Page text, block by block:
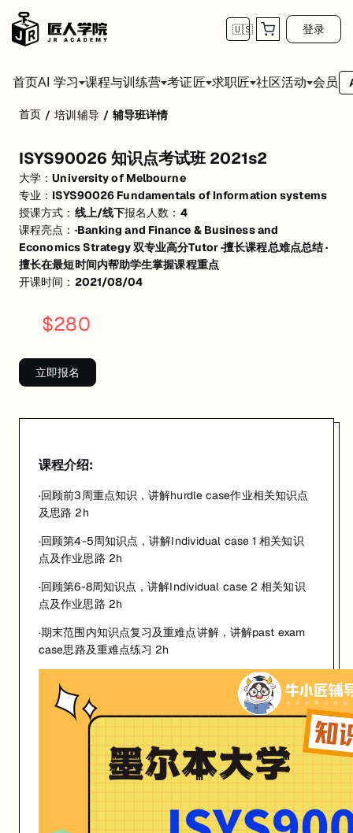
🇺🇸 登录
首页AI 学习 课程与训练营 考证匠 求职匠 社区活动 会员
·回顾前3周重点知识，讲解hurdle case作业相关知识点及思路 2h
·回顾第4-5周知识点，讲解Individual case 1 相关知识点及作业思路 2h
·回顾第6-8周知识点，讲解Individual case 2 相关知识点及作业思路 2h
·期末范围内知识点复习及重难点讲解，讲解past exam case思路及重
首页 / 培训辅导 / 辅导班详情
ISYS90026 知识点考试班 2021s2
大学：University of Melbourne
专业： ISYS90026 Fundamentals of Information systems
授课方式： 线上/线下报名人数： 4
课程亮点： ·Banking and Finance & Business and
Economics Strategy 双专业高分Tutor ·擅长课程总难点总结 ·
擅长在最短时间内帮助学生掌握课程重点
开课时间： 2021/08/04
$280
立即报名
课程介绍:
·回顾前3周重点知识，讲解hurdle case作业相关知识点
及思路 2h
·回顾第4-5周知识点，讲解Individual case 1 相关知识
点及作业思路 2h
·回顾第6-8周知识点，讲解Individual case 2 相关知识
点及作业思路 2h
·期末范围内知识点复习及重难点讲解，讲解past exam
case思路及重难点练习 2h